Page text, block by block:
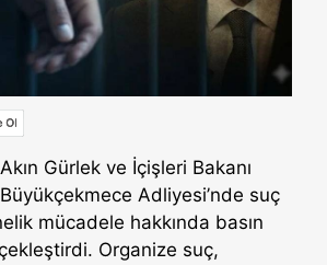
Gürlek ve İçişleri Bakanı
Adliyesi’nde suç
mücadele hakkında basın
Organize suç,